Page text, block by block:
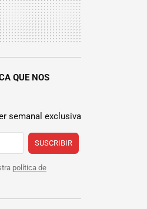
QUE NOS
semanal exclusiva
SUSCRIBIR
política de